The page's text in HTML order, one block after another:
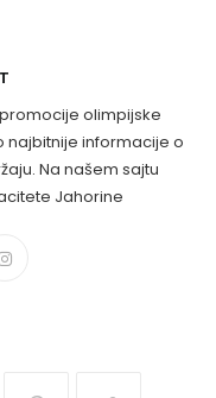
olimpijske
najbitnije informacije o
Na našem sajtu
Jahorine